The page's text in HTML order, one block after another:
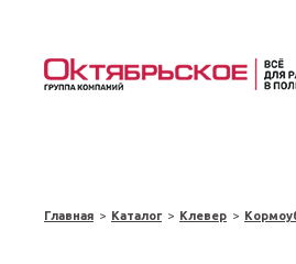
Главная > Каталог > Клевер >